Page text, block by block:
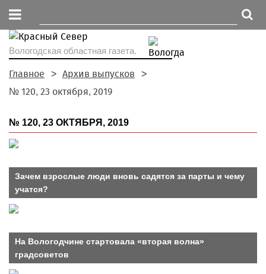
Вологодская областная газета.
Главное
Архив выпусков
№ 120, 23 октября, 2019
№ 120, 23 ОКТЯБРЯ, 2019
Зачем взрослые люди вновь садятся за парты и чему
учатся?
На Вологодчине стартовала «вторая волна»
градсоветов